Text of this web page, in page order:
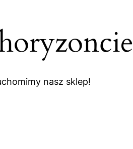
nasz sklep!